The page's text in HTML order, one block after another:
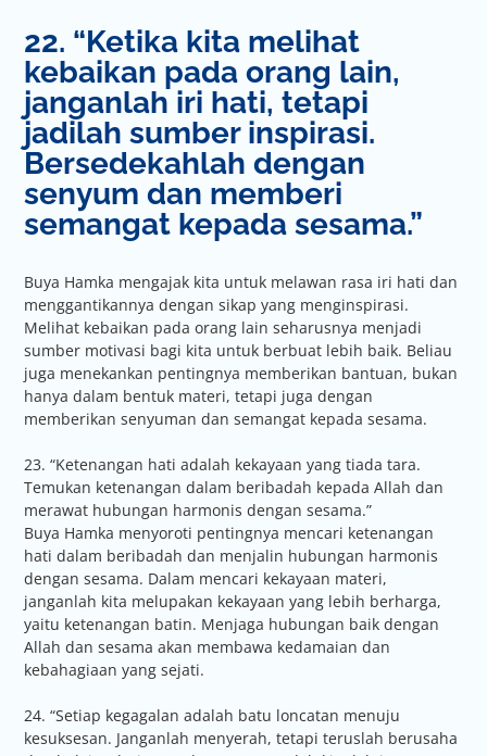
22. “Ketika kita melihat
kebaikan pada orang lain,
janganlah iri hati, tetapi
jadilah sumber inspirasi.
Bersedekahlah dengan
senyum dan memberi
semangat kepada sesama.”
Buya Hamka mengajak kita untuk melawan rasa iri hati dan
menggantikannya dengan sikap yang menginspirasi.
Melihat kebaikan pada orang lain seharusnya menjadi
sumber motivasi bagi kita untuk berbuat lebih baik. Beliau
juga menekankan pentingnya memberikan bantuan, bukan
hanya dalam bentuk materi, tetapi juga dengan
memberikan senyuman dan semangat kepada sesama.
23. “Ketenangan hati adalah kekayaan yang tiada tara.
Temukan ketenangan dalam beribadah kepada Allah dan
merawat hubungan harmonis dengan sesama.”
Buya Hamka menyoroti pentingnya mencari ketenangan
hati dalam beribadah dan menjalin hubungan harmonis
dengan sesama. Dalam mencari kekayaan materi,
janganlah kita melupakan kekayaan yang lebih berharga,
yaitu ketenangan batin. Menjaga hubungan baik dengan
Allah dan sesama akan membawa kedamaian dan
kebahagiaan yang sejati.
24. “Setiap kegagalan adalah batu loncatan menuju
kesuksesan. Janganlah menyerah, tetapi teruslah berusaha